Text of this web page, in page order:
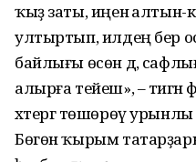
ҡыҙ заты, иңенә
ултыртып, илдең бер
байлығы өсөн дә,
алырға тейеш», –
хәтергә төшөрөү
Бөгөн ҡырым